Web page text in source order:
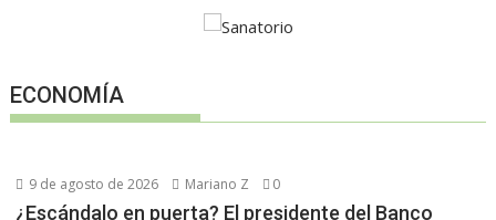
ECONOMÍA
9 de agosto de 2026 Mariano Z 0
¿Escándalo en puerta? El presidente del Banco